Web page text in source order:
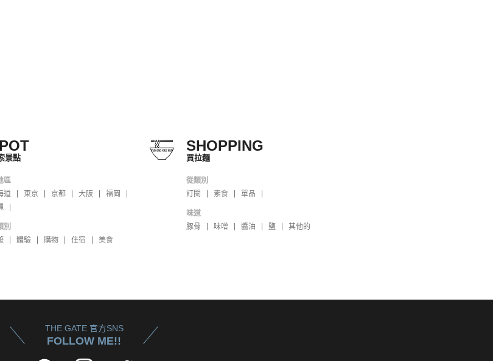
景點
區
道
東京 京都 大阪
福岡
別
體驗 購物 住宿 美食
SHOPPING
買拉麵
從類別
訂閱
素食 單品
味道
豚骨
味噌 醬油 鹽 其他的
THE GATE 官方SNS
FOLLOW ME!!